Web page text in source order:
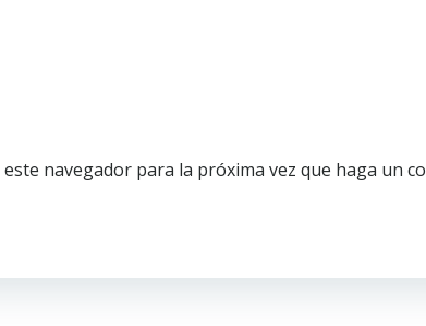
navegador para la próxima vez que haga un